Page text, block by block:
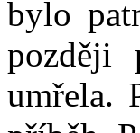
bylo
později
umřela.